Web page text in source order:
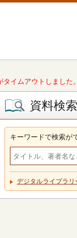
イムアウトしました
資料検索
キーワードで検索が
デジタルライブラリ